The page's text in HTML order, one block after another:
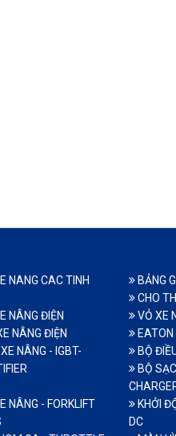
NANG CAC TINH
BẢNG
CHO
NÂNG ĐIỆN
VỎ XE
NÂNG ĐIỆN
NÂNG - IGBT-
BỘ
BỘ
NÂNG - FORKLIFT
KHỞI
DC